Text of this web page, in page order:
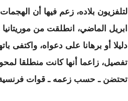
ابريل الماضي، انطلقت من
دليلا أو برهانا على دعواه، واكتفى
تفصيل، زاعما أنها كانت منطلقا
تحتضن ـ حسب زعمه ـ قوات فرنسية